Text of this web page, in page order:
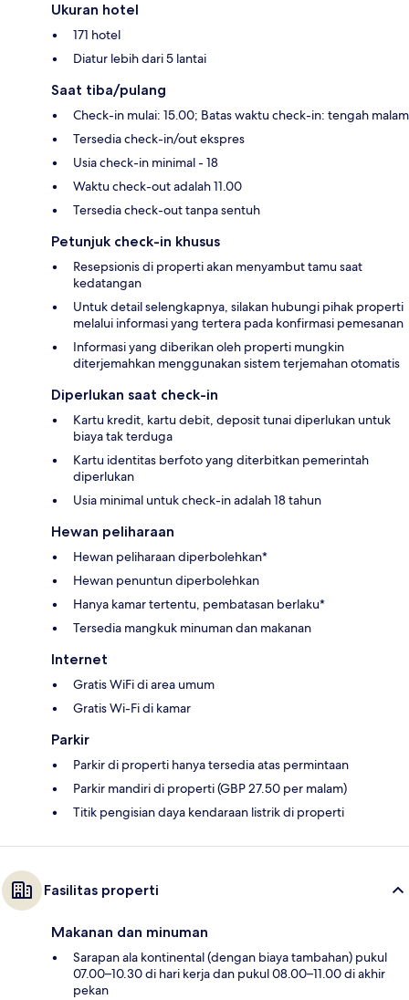
Ukuran hotel
171 hotel
Diatur lebih dari 5 lantai
Saat tiba/pulang
Check-in mulai: 15.00; Batas waktu check-in: tengah malam
Tersedia check-in/out ekspres
Usia check-in minimal - 18
Waktu check-out adalah 11.00
Tersedia check-out tanpa sentuh
Petunjuk check-in khusus
Resepsionis di properti akan menyambut tamu saat
kedatangan
Untuk detail selengkapnya, silakan hubungi pihak properti
melalui informasi yang tertera pada konfirmasi pemesanan
Informasi yang diberikan oleh properti mungkin
diterjemahkan menggunakan sistem terjemahan otomatis
Diperlukan saat check-in
Kartu kredit, kartu debit, deposit tunai diperlukan untuk
biaya tak terduga
Kartu identitas berfoto yang diterbitkan pemerintah
diperlukan
Usia minimal untuk check-in adalah 18 tahun
Hewan peliharaan
Hewan peliharaan diperbolehkan*
Hewan penuntun diperbolehkan
Hanya kamar tertentu, pembatasan berlaku*
Tersedia mangkuk minuman dan makanan
Internet
Gratis WiFi di area umum
Gratis Wi-Fi di kamar
Parkir
Parkir di properti hanya tersedia atas permintaan
Parkir mandiri di properti (GBP 27.50 per malam)
Titik pengisian daya kendaraan listrik di properti
Fasilitas properti
Makanan dan minuman
Sarapan ala kontinental (dengan biaya tambahan) pukul
07.00–10.30 di hari kerja dan pukul 08.00–11.00 di akhir
pekan